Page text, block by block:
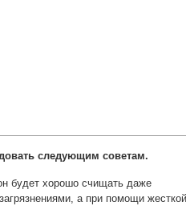
следующим советам.
будет хорошо счищать даже
а при помощи жесткой